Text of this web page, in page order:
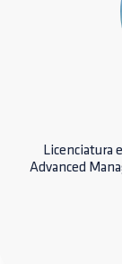
Licenciatura
Advanced